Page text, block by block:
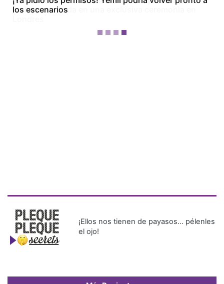
festejan su boda en una exclusiva ceremonia en
¡Ellos nos tienen de payasos… pélenles
el ojo!